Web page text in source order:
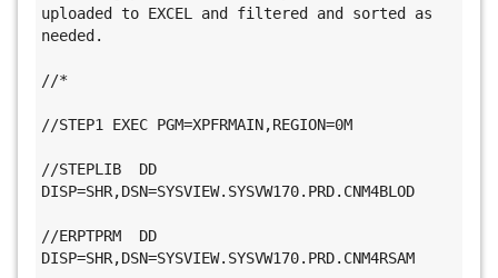
uploaded to EXCEL and filtered and sorted as
needed.
//*
//STEP1 EXEC PGM=XPFRMAIN,REGION=0M
//STEPLIB  DD
DISP=SHR,DSN=SYSVIEW.SYSVW170.PRD.CNM4BLOD
//ERPTPRM  DD
DISP=SHR,DSN=SYSVIEW.SYSVW170.PRD.CNM4RSAM